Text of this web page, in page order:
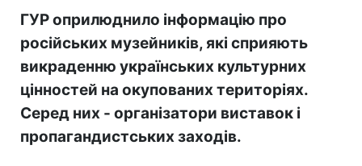
ГУР оприлюднило інформацію про
російських музейників, які сприяють
викраденню українських культурних
цінностей на окупованих територіях.
Серед них - організатори виставок і
пропагандистських заходів.